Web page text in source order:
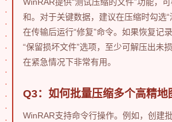
和。对于关键数据，建议在压缩时勾选
在传输后运行“修复”命令。如果恢复记
“保留损坏文件”选项，至少可解压出未
在紧急情况下非常有用。
Q3：如何批量压缩多个高精地
WinRAR支持命令行操作。例如，创建批